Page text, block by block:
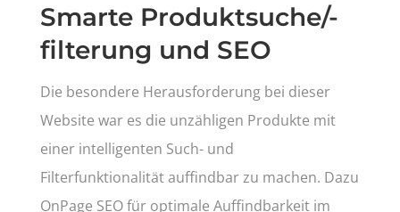
Smarte Produktsuche/-
filterung und SEO
Die besondere Herausforderung bei dieser
Website war es die unzähligen Produkte mit
einer intelligenten Such- und
Filterfunktionalität auffindbar zu machen. Dazu
OnPage SEO für optimale Auffindbarkeit im